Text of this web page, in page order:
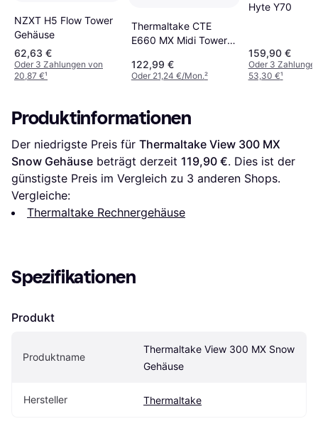
NZXT H5 Flow Tower
Gehäuse
62,63 €
Oder 3 Zahlungen von
20,87 €¹
Thermaltake CTE
E660 MX Midi Tower
122,99 €
Oder 21,24 €/Mon.²
Hyte Y70
159,90 €
Oder 3
53,30 €¹
Produktinformationen
Der niedrigste Preis für Thermaltake View 300 MX
Snow Gehäuse beträgt derzeit 119,90 €. Dies ist der
günstigste Preis im Vergleich zu 3 anderen Shops.
Vergleiche:
Thermaltake Rechnergehäuse
Spezifikationen
Produkt
Produktname
Thermaltake View 300 MX Snow
Gehäuse
Hersteller Thermaltake